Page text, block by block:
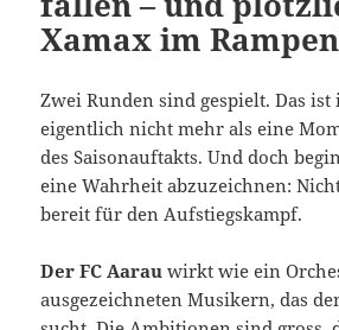
Xamax im
Zwei Runden sind gespielt. Das ist
eigentlich nicht mehr als eine
des Saisonauftakts. Und doch
eine Wahrheit abzuzeichnen:
bereit für den Aufstiegskampf.
Der FC Aarau wirkt wie ein
ausgezeichneten Musikern, das